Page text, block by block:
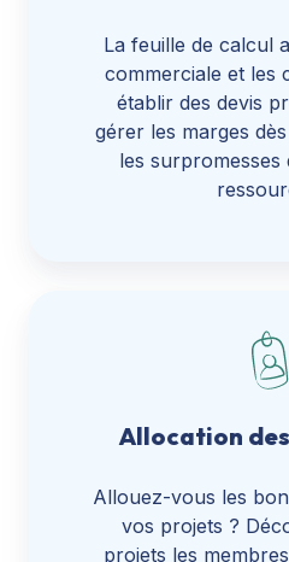
La feuille de calcul
commerciale et les
établir des devis
gérer les marges
les surpromesses
Allocation
Allouez-vous les
vos projets ?
projets les